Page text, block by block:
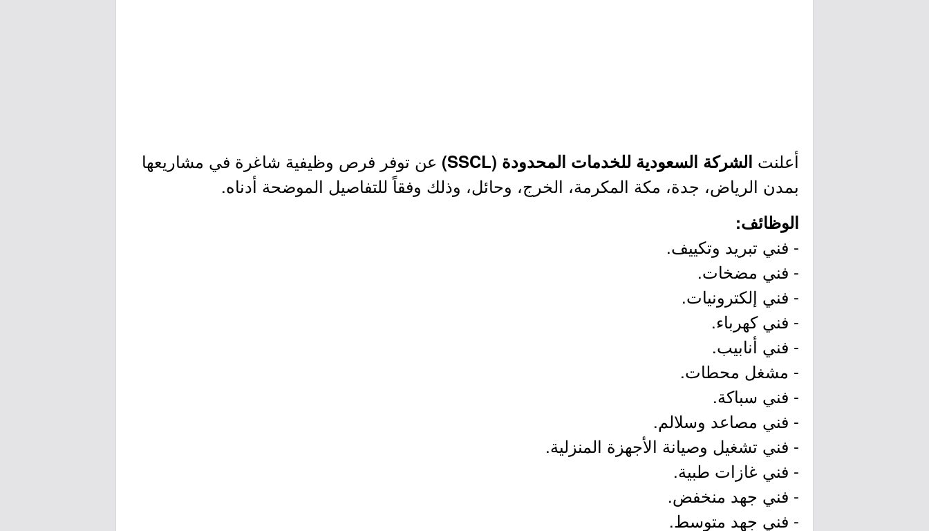
أعلنت الشركة السعودية للخدمات المحدودة (SSCL)
عن توفر فرص وظيفية شاغرة في مشاريعها
بمدن الرياض، جدة، مكة المكرمة، الخرج، وحائل، وذلك وفقاً للتفاصيل الموضحة أدناه.
الوظائف:
- فني تبريد وتكييف.
- فني مضخات.
- فني إلكترونيات.
- فني كهرباء.
- فني أنابيب.
- مشغل محطات.
- فني سباكة.
- فني مصاعد وسلالم.
- فني تشغيل وصيانة الأجهزة المنزلية.
- فني غازات طبية.
- فني جهد منخفض.
- فني جهد متوسط.